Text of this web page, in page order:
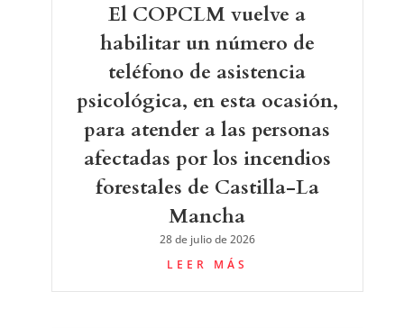
El COPCLM vuelve a
habilitar un número de
teléfono de asistencia
psicológica, en esta ocasión,
para atender a las personas
afectadas por los incendios
forestales de Castilla-La
Mancha
28 de julio de 2026
LEER MÁS